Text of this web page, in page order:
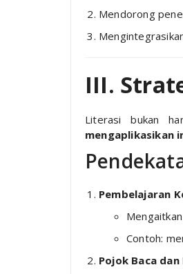
Mendorong
III.
Literasi bukan
mengaplikasikan
Pembelajaran
Contoh:
Pojok Baca